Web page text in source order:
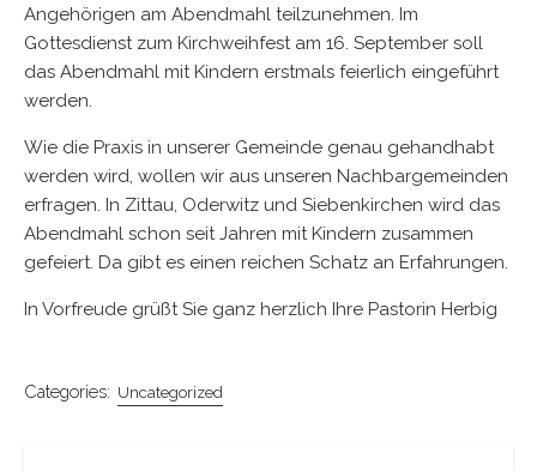
Angehörigen am Abendmahl teilzunehmen. Im
Gottesdienst zum Kirchweihfest am 16. September soll
das Abendmahl mit Kindern erstmals feierlich eingeführt
werden.
Wie die Praxis in unserer Gemeinde genau gehandhabt
werden wird, wollen wir aus unseren Nachbargemeinden
erfragen. In Zittau, Oderwitz und Siebenkirchen wird das
Abendmahl schon seit Jahren mit Kindern zusammen
gefeiert. Da gibt es einen reichen Schatz an Erfahrungen.
In Vorfreude grüßt Sie ganz herzlich Ihre Pastorin Herbig
Categories: Uncategorized